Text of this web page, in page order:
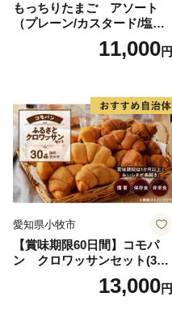
もっちりたまご アソート
（プレーン/カスタード/塩バ
ター/小倉バター）11,000円
愛知県小牧市
【賞味期限60日間】コモパ
ン クロワッサンセット(30
個入り)／災害用備蓄 保存食
非常食 防災グッズにも
13,000円